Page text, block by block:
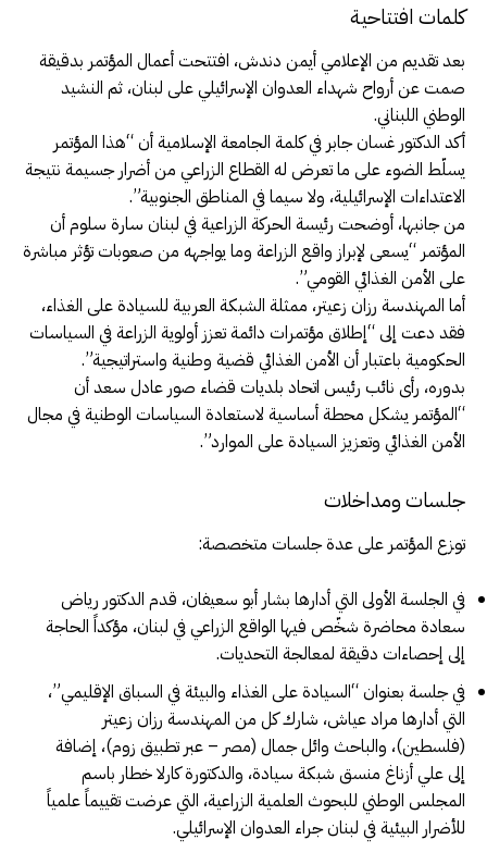
كلمات افتتاحية
بعد تقديم من الإعلامي أيمن دندش، افتتحت أعمال المؤتمر بدقيقة
صمت عن أرواح شهداء العدوان الإسرائيلي على لبنان، ثم النشيد
الوطني اللبناني.
أكد الدكتور غسان جابر في كلمة الجامعة الإسلامية أن “هذا المؤتمر
يسلّط الضوء على ما تعرض له القطاع الزراعي من أضرار جسيمة نتيجة
الاعتداءات الإسرائيلية، ولا سيما في المناطق الجنوبية”.
من جانبها، أوضحت رئيسة الحركة الزراعية في لبنان سارة سلوم أن
المؤتمر “يسعى لإبراز واقع الزراعة وما يواجهه من صعوبات تؤثر مباشرة
على الأمن الغذائي القومي”.
أما المهندسة رزان زعيتر، ممثلة الشبكة العربية للسيادة على الغذاء،
فقد دعت إلى “إطلاق مؤتمرات دائمة تعزز أولوية الزراعة في السياسات
الحكومية باعتبار أن الأمن الغذائي قضية وطنية واستراتيجية”.
بدوره، رأى نائب رئيس اتحاد بلديات قضاء صور عادل سعد أن
“المؤتمر يشكل محطة أساسية لاستعادة السياسات الوطنية في مجال
الأمن الغذائي وتعزيز السيادة على الموارد”.
جلسات ومداخلات
توزع المؤتمر على عدة جلسات متخصصة:
في الجلسة الأولى التي أدارها بشار أبو سعيفان، قدم الدكتور رياض
سعادة محاضرة شخّص فيها الواقع الزراعي في لبنان، مؤكداً الحاجة
إلى إحصاءات دقيقة لمعالجة التحديات.
في جلسة بعنوان “السيادة على الغذاء والبيئة في السباق الإقليمي”،
التي أدارها مراد عياش، شارك كل من المهندسة رزان زعيتر
(فلسطين)، والباحث وائل جمال (مصر – عبر تطبيق زوم)، إضافة
إلى علي أزناغ منسق شبكة سيادة، والدكتورة كارلا خطار باسم
المجلس الوطني للبحوث العلمية الزراعية، التي عرضت تقييماً علمياً
للأضرار البيئية في لبنان جراء العدوان الإسرائيلي.